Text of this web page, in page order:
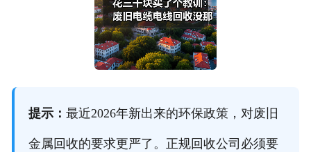
提示： 最近2026年新出来的环保政策，对废旧
金属回收的要求更严了。正规回收公司必须要